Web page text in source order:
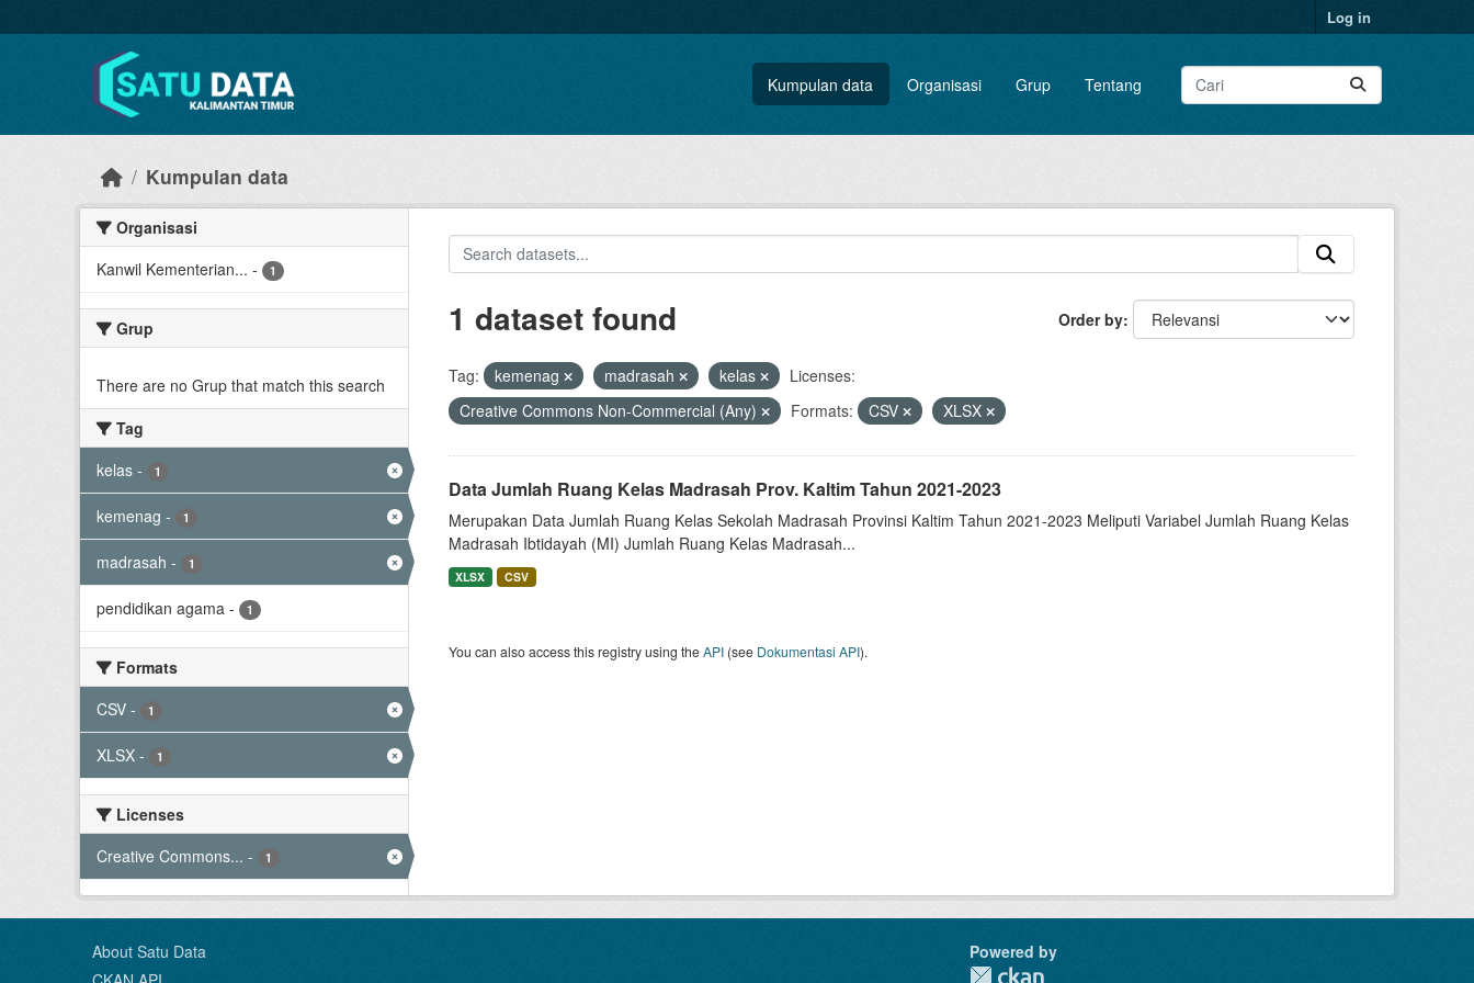
Log in
Kumpulan data Organisasi Grup Tentang
Kumpulan data
Organisasi
Kanwil Kementerian... - 1
Grup
There are no Grup that match this search
Tag
kelas - 1
kemenag - 1
madrasah - 1
pendidikan agama - 1
Formats
CSV - 1
XLSX - 1
Licenses
Creative Commons... - 1
Order by
1 dataset found
Tag: kemenag madrasah kelas
Licenses:
Creative Commons Non-Commercial (Any)
Formats: CSV XLSX
Data Jumlah Ruang Kelas Madrasah Prov. Kaltim Tahun 2021-2023
Merupakan Data Jumlah Ruang Kelas Sekolah Madrasah Provinsi Kaltim Tahun 2021-2023 Meliputi Variabel Jumlah Ruang Kelas
Madrasah Ibtidayah (MI) Jumlah Ruang Kelas Madrasah...
XLSX CSV
You can also access this registry using theAPI(see Dokumentasi API).
About Satu Data
Powered by